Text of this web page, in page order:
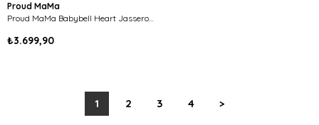
Proud MaMa
Proud MaMa Babybell Heart Jasseron Rose
₺3.699,90
1 2 3 4 >